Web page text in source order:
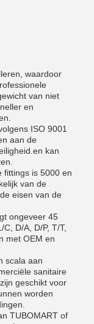
waardoor
van niet
en
ISO 9001
aan de
kan
fittings is 5000 en
van de
eisen van de
ongeveer 45
D/A, D/P, T/T,
met OEM en
scala aan
sanitaire
geschikt voor
worden
TUBOMART of